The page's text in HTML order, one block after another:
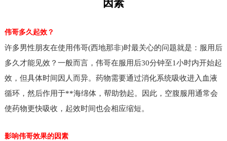
因素
伟哥多久起效？
许多男性朋友在使用伟哥(西地那非)时最关心的问题就是：服用后
多久才能见效？一般而言，伟哥在服用后30分钟至1小时内开始起
效，但具体时间因人而异。药物需要通过消化系统吸收进入血液
循环，然后作用于**海绵体，帮助勃起。因此，空腹服用通常会
使药物更快吸收，起效时间也会相应缩短。
影响伟哥效果的因素